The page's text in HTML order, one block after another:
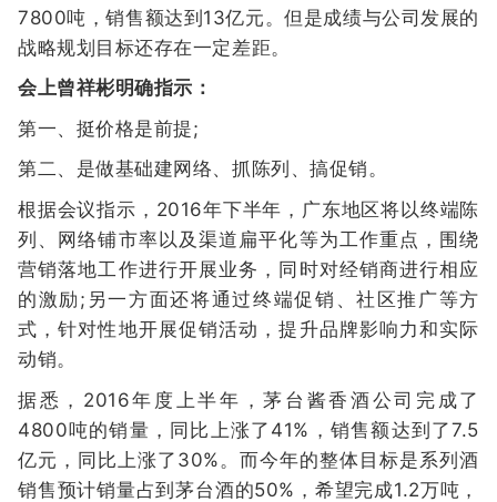
7800吨，销售额达到13亿元。但是成绩与公司发展的
战略规划目标还存在一定差距。
会上曾祥彬明确指示：
第一、挺价格是前提;
第二、是做基础建网络、抓陈列、搞促销。
根据会议指示，2016年下半年，广东地区将以终端陈
列、网络铺市率以及渠道扁平化等为工作重点，围绕
营销落地工作进行开展业务，同时对经销商进行相应
的激励;另一方面还将通过终端促销、社区推广等方
式，针对性地开展促销活动，提升品牌影响力和实际
动销。
据悉，2016年度上半年，茅台酱香酒公司完成了
4800吨的销量，同比上涨了41%，销售额达到了7.5
亿元，同比上涨了30%。而今年的整体目标是系列酒
销售预计销量占到茅台酒的50%，希望完成1.2万吨，